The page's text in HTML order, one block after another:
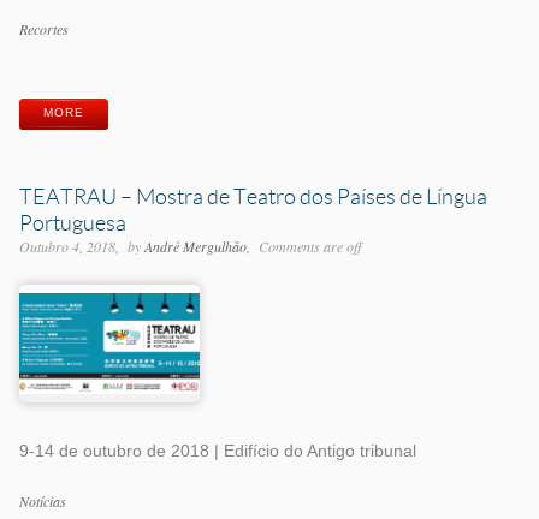
Categorias
Recortes
MORE
TEATRAU – Mostra de Teatro dos Países de Língua
Portuguesa
Outubro 4, 2018 byAndré Mergulhão Comments are off
9-14 de outubro de 2018 | Edifício do Antigo tribunal
Categorias
Notícias